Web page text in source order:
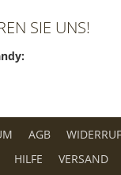
SIE UNS!
AGB
HILFE VERSAND